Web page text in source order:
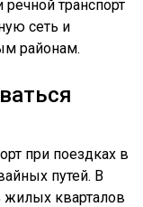
речной транспорт
сеть и
районам.
при поездках в
путей. В
жилых кварталов